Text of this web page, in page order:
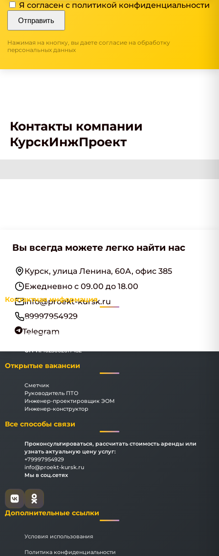
Я согласен с политикой конфиденциальности
Отправить
Нажимая на кнопку, вы даете согласие на обработку
персональных данных
Контакты компании
КурскИнжПроект
Вы всегда можете легко найти нас
Курск, улица Ленина, 60А, офис 385
Ежедневно с 09.00 до 18.00
info@proekt-kursk.ru
89997954929
Telegram
Контактная информация
Наименование:ООО "КурскИнжПроект"
Адрес:
ИНН:3666069183
ОГРН:1023602617432
Открытые вакансии
Сметчик
Руководитель ПТО
Инженер-проектировщик ЭОМ
Инженер-конструктор
Все способы связи
Проконсультироваться, рассчитать стоимость аренды или
узнать актуальную цену услуг:
+79997954929
info@proekt-kursk.ru
Мы в соц.сетях
Дополнительные ссылки
Условия использования
Политика конфиденциальности